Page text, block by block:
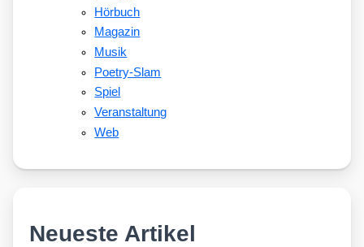
Hörbuch
Magazin
Musik
Poetry-Slam
Spiel
Veranstaltung
Web
Neueste Artikel